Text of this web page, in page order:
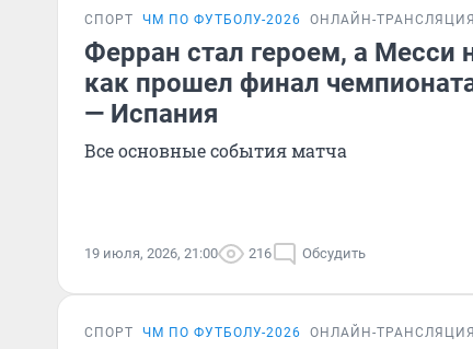
СПОРТ ЧМ ПО ФУТБОЛУ-2026 ОНЛАЙН-ТРАНСЛЯЦИЯ
Ферран стал героем, а Месси
как прошел финал
— Испания
Все основные события матча
19 июля, 2026, 21:00 216 Обсудить
СПОРТ ЧМ ПО ФУТБОЛУ-2026 ОНЛАЙН-ТРАНСЛЯЦИЯ